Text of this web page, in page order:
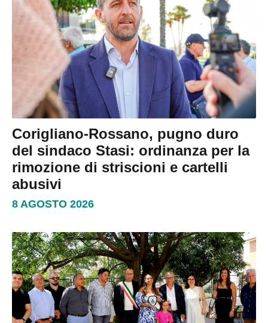
Corigliano-Rossano, pugno duro
del sindaco Stasi: ordinanza per la
rimozione di striscioni e cartelli
abusivi
8 AGOSTO 2026